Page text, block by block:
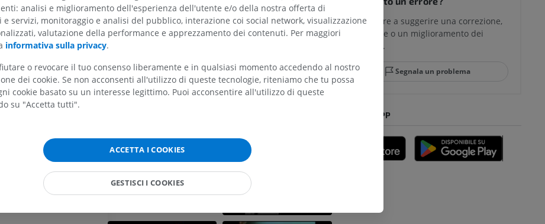
[del dito]
[delle dita]
[del dito]
dita]
Anatomie comparée des mammifère domestiques - 5th edition -
Robert Barone - Vigot
Galleria
Cavallo - Testa
TC
PREMIUM
Cavallo - Denti
Illustrazioni
GRATUITO
Non esitare a suggerire una correzione,
traduzione o un miglioramento dei
contenuti.
Segnala un problema
SCARICA L'APP
analisi e miglioramento dell'esperienza dell'utente e/o della nostra offerta di
servizi, monitoraggio e analisi del pubblico, interazione coi social network, visualizzazione
valutazione della performance e apprezzamento dei contenuti. Per maggiori
informativa sulla privacy.
o revocare il tuo consenso liberamente e in qualsiasi momento accedendo al nostro
dei cookie. Se non acconsenti all'utilizzo di queste tecnologie, riteniamo che tu possa
cookie basato su un interesse legittimo. Puoi acconsentire all'utilizzo di queste
su "Accetta tutti".
ACCETTA I COOKIES
GESTISCI I COOKIES